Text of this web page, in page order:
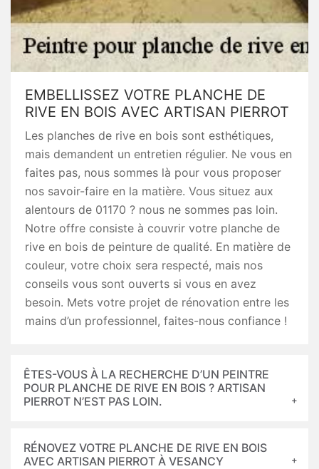
EMBELLISSEZ VOTRE PLANCHE DE
RIVE EN BOIS AVEC ARTISAN PIERROT
Les planches de rive en bois sont esthétiques,
mais demandent un entretien régulier. Ne vous en
faites pas, nous sommes là pour vous proposer
nos savoir-faire en la matière. Vous situez aux
alentours de 01170 ? nous ne sommes pas loin.
Notre offre consiste à couvrir votre planche de
rive en bois de peinture de qualité. En matière de
couleur, votre choix sera respecté, mais nos
conseils vous sont ouverts si vous en avez
besoin. Mets votre projet de rénovation entre les
mains d’un professionnel, faites-nous confiance !
ÊTES-VOUS À LA RECHERCHE D’UN PEINTRE
POUR PLANCHE DE RIVE EN BOIS ? ARTISAN
PIERROT N’EST PAS LOIN.
RÉNOVEZ VOTRE PLANCHE DE RIVE EN BOIS
AVEC ARTISAN PIERROT À VESANCY